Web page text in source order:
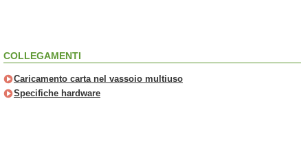
COLLEGAMENTI
Caricamento carta nel vassoio multiuso
Specifiche hardware